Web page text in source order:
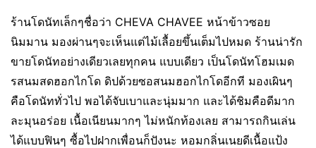
ร้านโดนัทเล็กๆชื่อว่า CHEVA CHAVEE หน้าข้าวซอย
นิมมาน มองผ่านๆจะเห็นแต่ไม้เลื้อยขึ้นเต็มไปหมด ร้านน่ารัก
ขายโดนัทอย่างเดียวเลยทุกคน แบบเดียว เป็นโดนัทโฮมเมด
รสนมสดฮอกไกโด ดิปด้วยซอสนมฮอกไกโดอีกที มองเผินๆ
คือโดนัททั่วไป พอได้จับเบาและนุ่มมาก และได้ชิมคือดีมาก
ละมุนอร่อย เนื้อเนียนมากๆ ไม่หนักท้องเลย สามารถกินเล่น
ได้แบบฟินๆ ซื้อไปฝากเพื่อนก็ปังนะ หอมกลิ่นเนยดีเนื้อแป้ง